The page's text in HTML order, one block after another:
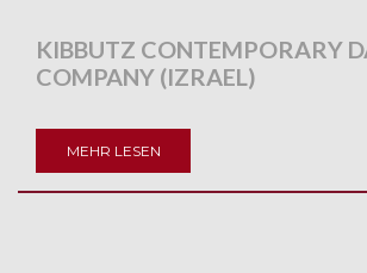
KIBBUTZ CONTEMPORARY
COMPANY (IZRAEL)
MEHR LESEN